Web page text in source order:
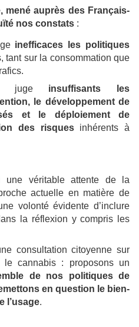
mené auprès des Français-
nos constats :
inefficaces les politiques
tant sur la consommation que
juge insuffisants les
le développement de
et le déploiement de
des risques inhérents à
une véritable attente de la
actuelle en matière de
volonté évidente d’inclure
la réflexion y compris les
consultation citoyenne sur
le cannabis : proposons un
de nos politiques de
en question le bien-
l’usage.